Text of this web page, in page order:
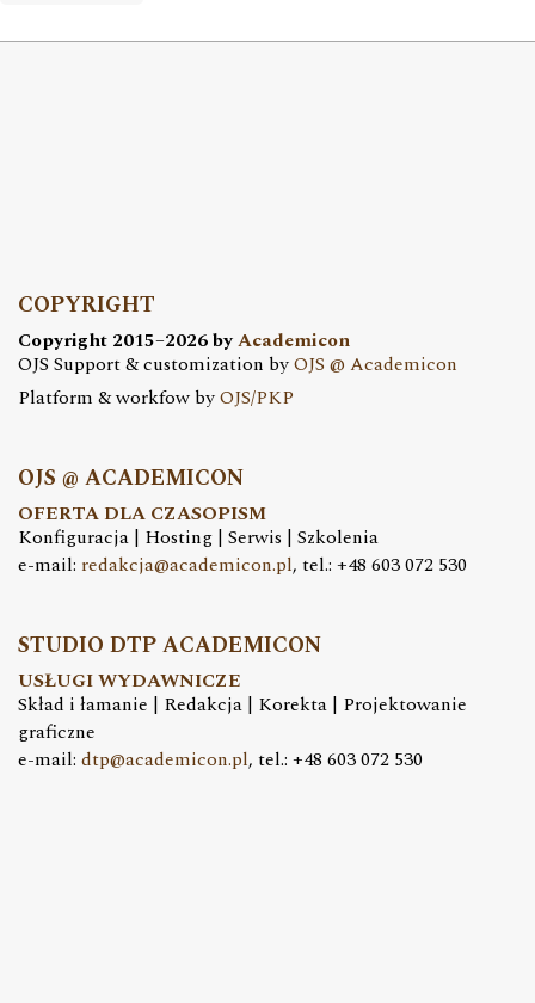
COPYRIGHT
Copyright 2015–2026 byAcademicon
OJS Support & customization byOJS @ Academicon
Platform & workfow byOJS/PKP
OJS @ ACADEMICON
OFERTA DLA CZASOPISM
Konfiguracja | Hosting | Serwis | Szkolenia
e-mail: redakcja@academicon.pl, tel.: +48 603 072 530
STUDIO DTP ACADEMICON
USŁUGI WYDAWNICZE
Skład i łamanie | Redakcja | Korekta | Projektowanie
graficzne
e-mail: dtp@academicon.pl, tel.: +48 603 072 530